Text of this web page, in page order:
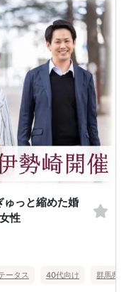
っと縮めた婚
性
ータス 40代向け 群馬県